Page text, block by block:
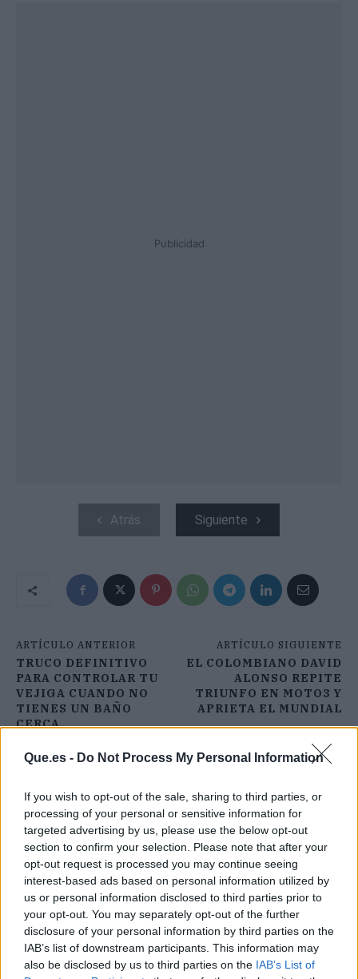
Que.es - Do Not Process My Personal Information
If you wish to opt-out of the sale, sharing to third parties, or
processing of your personal or sensitive information for
targeted advertising by us, please use the below opt-out
section to confirm your selection. Please note that after your
opt-out request is processed you may continue seeing
interest-based ads based on personal information utilized by
us or personal information disclosed to third parties prior to
your opt-out. You may separately opt-out of the further
disclosure of your personal information by third parties on the
IAB’s list of downstream participants. This information may
also be disclosed by us to third parties on the IAB’s List of
Publicidad
Atrás Siguiente
ARTÍCULO ANTERIOR
TRUCO DEFINITIVO
PARA CONTROLAR TU
VEJIGA CUANDO NO
TIENES UN BAÑO
CERCA
ARTÍCULO SIGUIENTE
EL COLOMBIANO DAVID
ALONSO REPITE
TRIUNFO EN MOTO3 Y
APRIETA EL MUNDIAL